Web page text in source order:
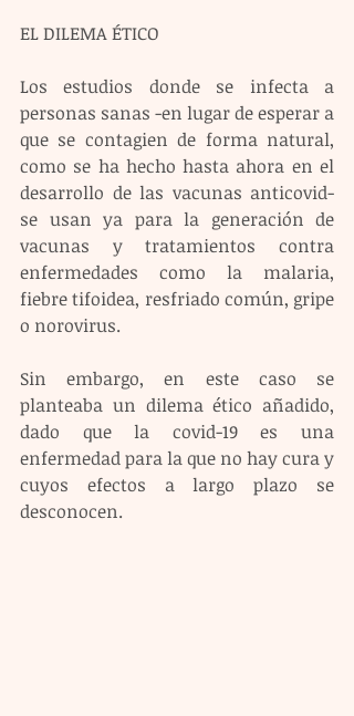
EL DILEMA ÉTICO
Los estudios donde se infecta a
personas sanas -en lugar de esperar a
que se contagien de forma natural,
como se ha hecho hasta ahora en el
desarrollo de las vacunas anticovid-
se usan ya para la generación de
vacunas y tratamientos contra
enfermedades como la malaria,
fiebre tifoidea, resfriado común, gripe
o norovirus.
Sin embargo, en este caso se
planteaba un dilema ético añadido,
dado que la covid-19 es una
enfermedad para la que no hay cura y
cuyos efectos a largo plazo se
desconocen.